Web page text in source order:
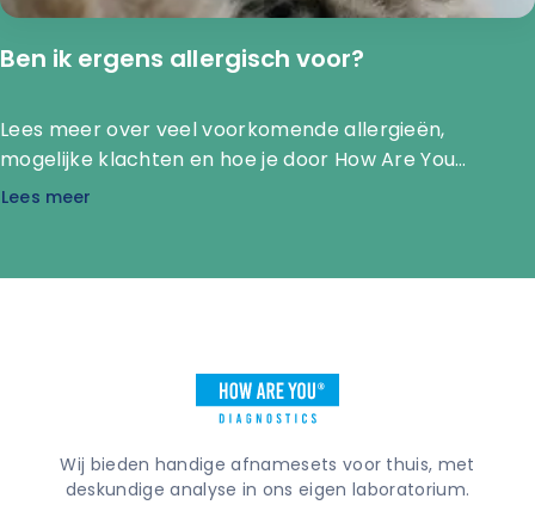
Ben ik ergens allergisch voor?
Lees meer over veel voorkomende allergieën,
mogelijke klachten en hoe je door How Are You
Diagnostics makkelijk jouw sample kunt laten
Lees meer
Wij bieden handige afnamesets voor thuis, met
deskundige analyse in ons eigen laboratorium.